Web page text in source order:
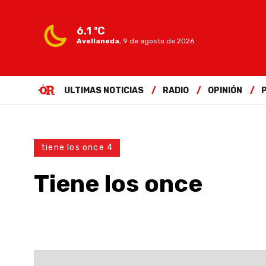
6.1 ºC
Avellaneda, 9 de agosto de 2026
ULTIMAS NOTICIAS RADIO OPINIÓN
tiene los once 4
Tiene los once